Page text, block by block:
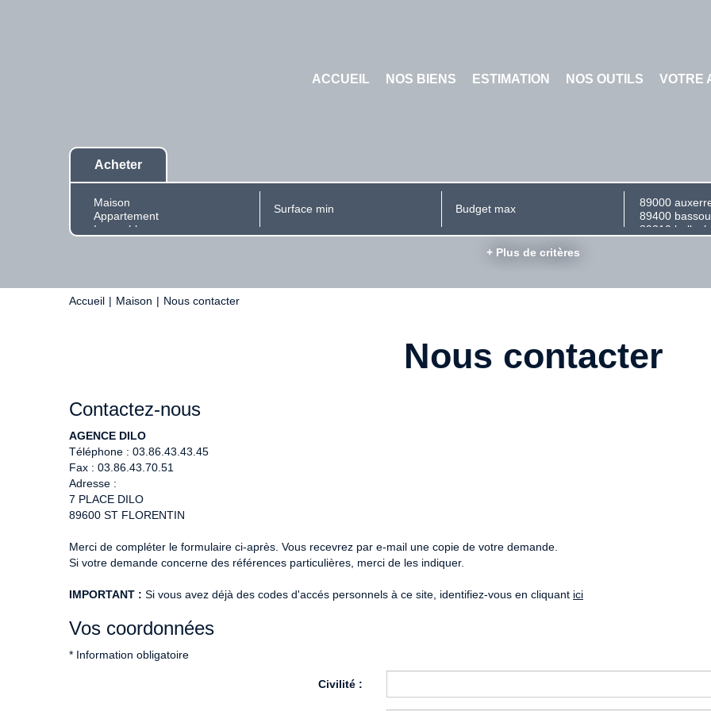
ACCUEIL NOS BIENS ESTIMATION NOS OUTILS VOTRE
Acheter
+ Plus de critères
Accueil Maison Nous contacter
Nous contacter
Contactez-nous
AGENCE DILO
Téléphone : 03.86.43.43.45
Fax : 03.86.43.70.51
Adresse :
7 PLACE DILO
89600 ST FLORENTIN
Merci de compléter le formulaire ci-après. Vous recevrez par e-mail une copie de votre demande.
Si votre demande concerne des références particulières, merci de les indiquer.
IMPORTANT : Si vous avez déjà des codes d'accés personnels à ce site, identifiez-vous en cliquant ici
Vos coordonnées
* Information obligatoire
Civilité :